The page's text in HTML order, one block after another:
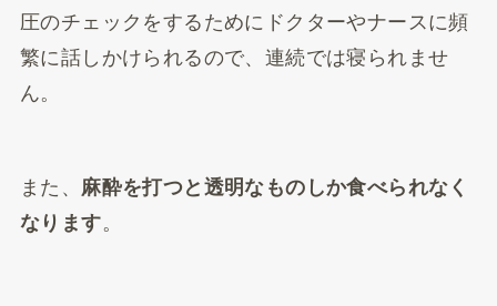
圧のチェックをするためにドクターやナースに頻
繁に話しかけられるので、連続では寝られませ
ん。
また、 麻酔を打つと透明なものしか食べられなく
なります。